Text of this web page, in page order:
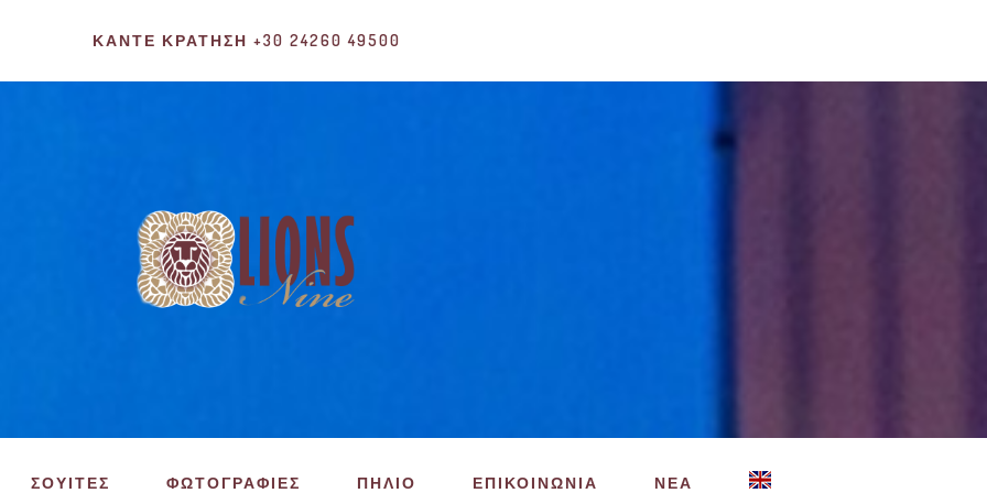
ΚΆΝΤΕ ΚΡΆΤΗΣΗ +30 24260 49500
ΣΟΥΙΤΕΣ ΦΩΤΟΓΡΑΦΙΕΣ ΠΗΛΙΟ ΕΠΙΚΟΙΝΩΝΙΑ ΝΕΑ